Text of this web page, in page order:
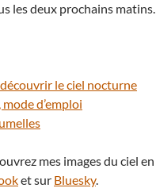
les deux prochains matins.
le ciel nocturne
d’emploi
mes images du ciel en
et sur Bluesky.